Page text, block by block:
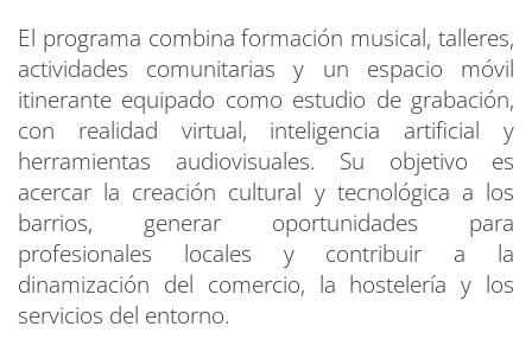
El programa combina formación musical, talleres,
actividades comunitarias y un espacio móvil
itinerante equipado como estudio de grabación,
con realidad virtual, inteligencia artificial y
herramientas audiovisuales. Su objetivo es
acercar la creación cultural y tecnológica a los
barrios, generar oportunidades para
profesionales locales y contribuir a la
dinamización del comercio, la hostelería y los
servicios del entorno.